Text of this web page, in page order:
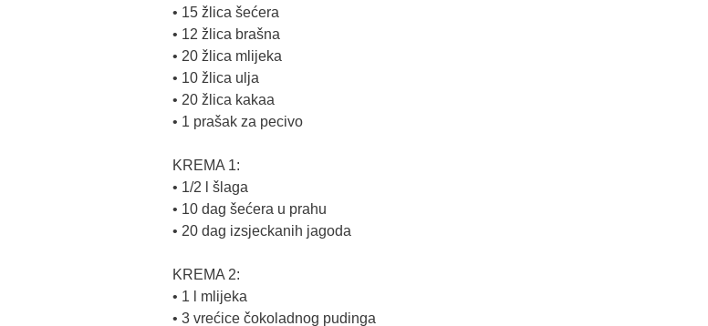
• 15 žlica šećera
• 12 žlica brašna
• 20 žlica mlijeka
• 10 žlica ulja
• 20 žlica kakaa
• 1 prašak za pecivo
KREMA 1:
• 1/2 l šlaga
• 10 dag šećera u prahu
• 20 dag izsjeckanih jagoda
KREMA 2:
• 1 l mlijeka
• 3 vrećice čokoladnog pudinga